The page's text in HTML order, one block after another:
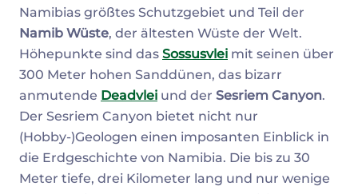
Namibias größtes Schutzgebiet und Teil der
Namib Wüste, der ältesten Wüste der Welt.
Höhepunkte sind das Sossusvlei mit seinen über
300 Meter hohen Sanddünen, das bizarr
anmutende Deadvlei und der Sesriem Canyon.
Der Sesriem Canyon bietet nicht nur
(Hobby-)Geologen einen imposanten Einblick in
die Erdgeschichte von Namibia. Die bis zu 30
Meter tiefe, drei Kilometer lang und nur wenige